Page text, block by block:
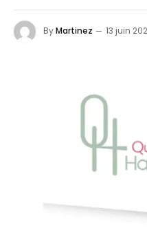
ByMartinez 13 juin